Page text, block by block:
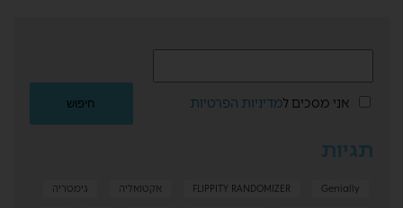
אני מסכים למדיניות הפרטיות
תגיות
FLIPPITY RANDOMIZER Genially אקטואליה
גימטריה